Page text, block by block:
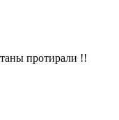
протирали !!